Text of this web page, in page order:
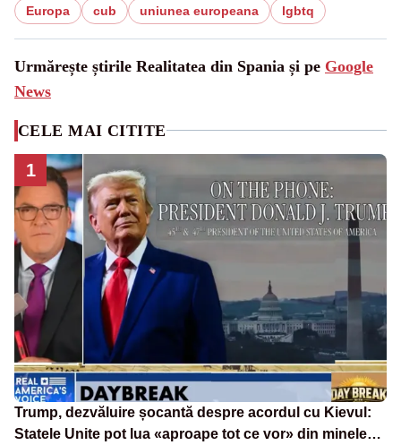
Europa cub uniunea europeana lgbtq
Urmărește știrile Realitatea din Spania și pe Google
News
CELE MAI CITITE
1
Trump, dezvăluire șocantă despre acordul cu Kievul:
Statele Unite pot lua «aproape tot ce vor» din minele